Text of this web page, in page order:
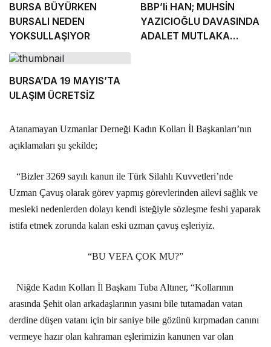
BURSA BÜYÜRKEN
BURSALI NEDEN
YOKSULLAŞIYOR
BBP’li HAN; MUHSİN
YAZICIOĞLU DAVASINDA
ADALET MUTLAKA
BURSA’DA 19 MAYIS’TA
ULAŞIM ÜCRETSİZ
Atanamayan Uzmanlar Derneği Kadın Kolları İl Başkanları’nın
açıklamaları şu şekilde;
“Bizler 3269 sayılı kanun ile Türk Silahlı Kuvvetleri’nde
Uzman Çavuş olarak görev yapmış görevlerinden ailevi sağlık ve
mesleki nedenlerden dolayı kendi isteğiyle sözleşme feshi yaparak
istifa etmek zorunda kalan eski uzman çavuş eşleriyiz.
“BU VEFA ÇOK MU?”
Niğde Kadın Kolları İl Başkanı Tuba Altıner, “Kollarının
arasında Şehit olan arkadaşlarının yasını bile tutamadan vatan
derdine düşen vatanı için bir saniye bile gözünü kırpmadan canını
vermeye hazır olan kahraman eşlerimizin kanunen var olan